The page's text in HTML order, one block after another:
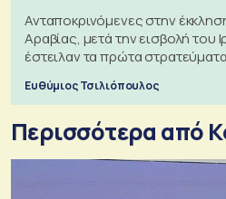
Ανταποκρινόμενες στην
Αραβίας, μετά την εισβολή του
έστειλαν τα πρώτα
Ευθύμιος Τσιλιόπουλος
Περισσότερα από